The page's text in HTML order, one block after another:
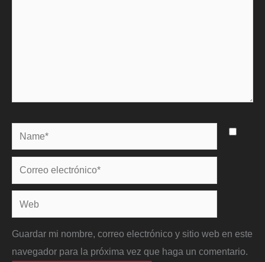
Name*
Correo
electrónico*
Web
Guardar mi nombre, correo electrónico y sitio web en este
navegador para la próxima vez que haga un comentario.